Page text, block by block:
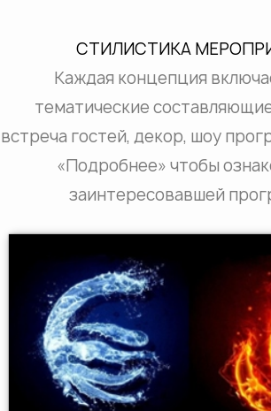
СТИЛИСТИКА
Каждая концепция
тематические
встреча гостей, декор, шоу
«Подробнее» чтобы
заинтересовавшей